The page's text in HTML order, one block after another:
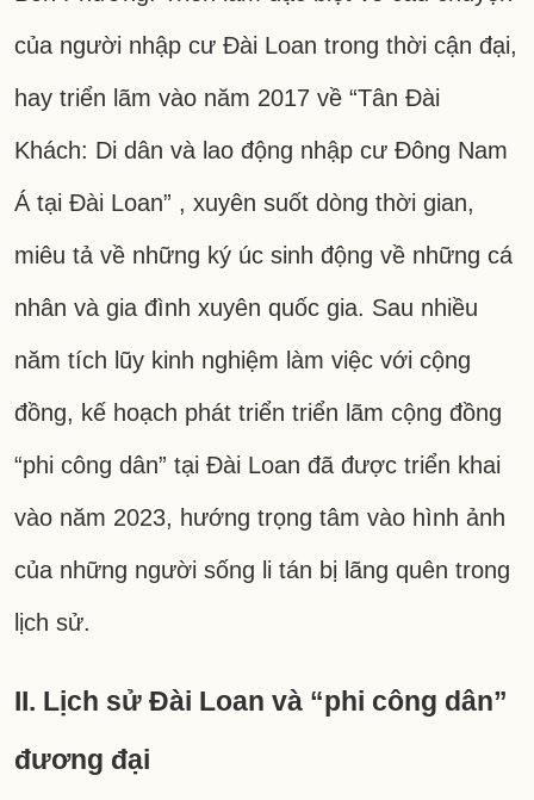
của người nhập cư Đài Loan trong thời cận đại,
hay triển lãm vào năm 2017 về “Tân Đài
Khách: Di dân và lao động nhập cư Đông Nam
Á tại Đài Loan” , xuyên suốt dòng thời gian,
miêu tả về những ký úc sinh động về những cá
nhân và gia đình xuyên quốc gia. Sau nhiều
năm tích lũy kinh nghiệm làm việc với cộng
đồng, kế hoạch phát triển triển lãm cộng đồng
“phi công dân” tại Đài Loan đã được triển khai
vào năm 2023, hướng trọng tâm vào hình ảnh
của những người sống li tán bị lãng quên trong
lịch sử.
II. Lịch sử Đài Loan và “phi công dân”
đương đại